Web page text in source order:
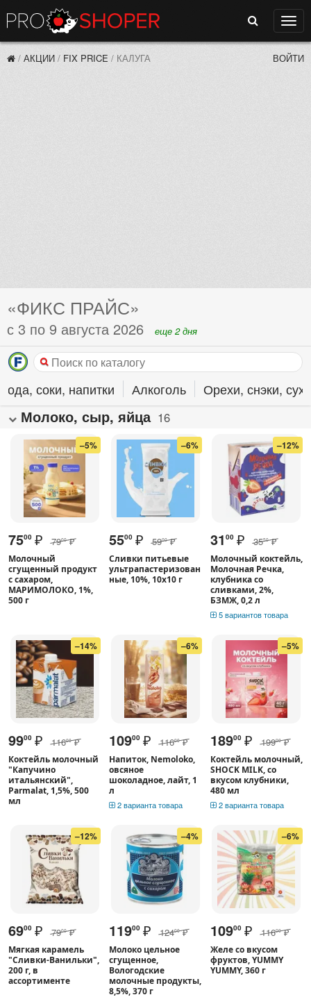
Поиск
/ АКЦИИ / FIX PRICE / КАЛУГА ВОЙТИ
«ФИКС ПРАЙС»
с 3 по 9 августа 2026 еще 2 дня
Вода, соки, напитки Алкоголь Орехи, снэки,
Молоко, сыр, яйца 16
–5%
7500 ₽ 7900 ₽
Молочный
сгущенный продукт
с сахаром,
МАРИМОЛОКО, 1%,
500 г
–6%
5500 ₽ 5900 ₽
Сливки питьевые
ультрапастеризован
ные, 10%, 10х10 г
–12%
31 00 ₽ 3550 ₽
Молочный коктейль,
Молочная Речка,
клубника со
сливками, 2%,
БЗМЖ, 0,2 л
5 вариантов товара
–14%
9900 ₽ 11600 ₽
Коктейль молочный
"Капучино
итальянский",
Parmalat, 1,5%, 500
мл
–6%
10900 ₽ 11600 ₽
Напиток, Nemoloko,
овсяное
шоколадное, лайт, 1
л
2 варианта товара
–5%
18900 ₽ 19900 ₽
Коктейль молочный,
SHOCK MILK, со
вкусом клубники,
480 мл
2 варианта товара
–12%
6900 ₽ 7900 ₽
Мягкая карамель
"Сливки-Ванильки",
200 г, в
ассортименте
–4%
11900 ₽ 12400 ₽
Молоко цельное
сгущенное,
Вологодские
молочные продукты,
8,5%, 370 г
–6%
10900 ₽ 11600 ₽
Желе со вкусом
фруктов, YUMMY
YUMMY, 360 г